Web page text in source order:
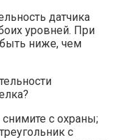
датчика
уровней. При
ниже, чем
с охраны;
с